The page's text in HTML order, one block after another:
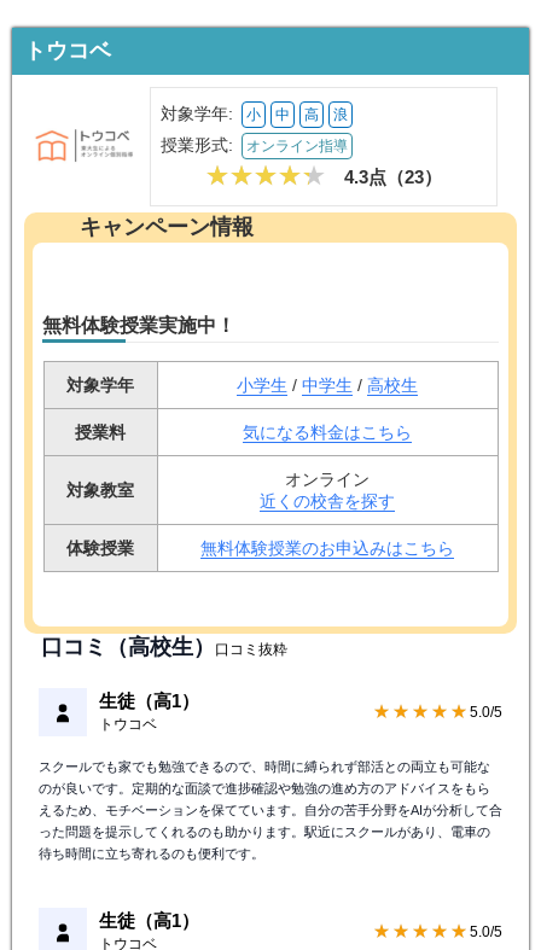
トウコベ
対象学年: 小 中 高 浪
授業形式: オンライン指導
4.3点（23）
キャンペーン情報
無料体験授業実施中！
対象学年 小学生 / 中学生 / 高校生
授業料 気になる料金はこちら
対象教室
オンライン
近くの校舎を探す
体験授業 無料体験授業のお申込みはこちら
口コミ（高校生） 口コミ抜粋
生徒（高1）
トウコベ
★★★★★ 5.0/5
スクールでも家でも勉強できるので、時間に縛られず部活との両立も可能な
のが良いです。定期的な面談で進捗確認や勉強の進め方のアドバイスをもら
えるため、モチベーションを保てています。自分の苦手分野をAIが分析して合
った問題を提示してくれるのも助かります。駅近にスクールがあり、電車の
待ち時間に立ち寄れるのも便利です。
生徒（高1）
トウコベ
★★★★★ 5.0/5